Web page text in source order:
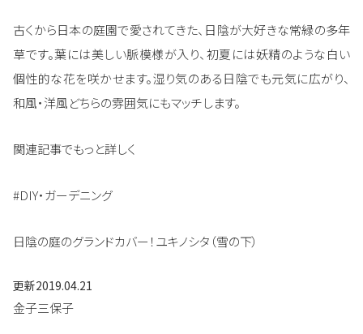
古くから日本の庭園で愛されてきた、日陰が大好きな常緑の多年
草です。葉には美しい脈模様が入り、初夏には妖精のような白い
個性的な花を咲かせます。湿り気のある日陰でも元気に広がり、
和風・洋風どちらの雰囲気にもマッチします。
関連記事でもっと詳しく
#DIY・ガーデニング
日陰の庭のグランドカバー！ユキノシタ（雪の下）
更新2019.04.21
金子三保子